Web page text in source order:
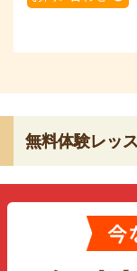
無料体験レッ